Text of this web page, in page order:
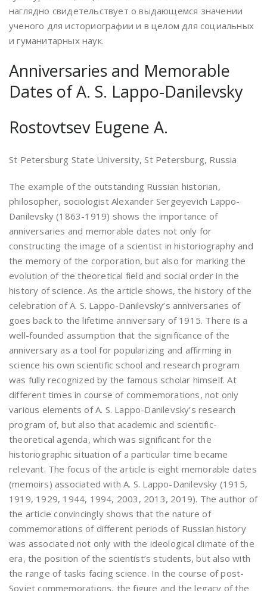
наглядно свидетельствует о выдающемся значении
ученого для историографии и в целом для социальных
и гуманитарных наук.
Anniversaries and Memorable
Dates of A. S. Lappo-Danilevsky
Rostovtsev Eugene A.
St Petersburg State University, St Petersburg, Russia
The example of the outstanding Russian historian,
philosopher, sociologist Alexander Sergeyevich Lappo-
Danilevsky (1863-1919) shows the importance of
anniversaries and memorable dates not only for
constructing the image of a scientist in historiography and
the memory of the corporation, but also for marking the
evolution of the theoretical field and social order in the
history of science. As the article shows, the history of the
celebration of A. S. Lappo-Danilevsky’s anniversaries of
goes back to the lifetime anniversary of 1915. There is a
well-founded assumption that the significance of the
anniversary as a tool for popularizing and affirming in
science his own scientific school and research program
was fully recognized by the famous scholar himself. At
different times in course of commemorations, not only
various elements of A. S. Lappo-Danilevsky’s research
program of, but also that academic and scientific-
theoretical agenda, which was significant for the
historiographic situation of a particular time became
relevant. The focus of the article is eight memorable dates
(memoirs) associated with A. S. Lappo-Danilevsky (1915,
1919, 1929, 1944, 1994, 2003, 2013, 2019). The author of
the article convincingly shows that the nature of
commemorations of different periods of Russian history
was associated not only with the ideological climate of the
era, the position of the scientist’s students, but also with
the range of tasks facing science. In the course of post-
Soviet commemorations, the figure and the legacy of the